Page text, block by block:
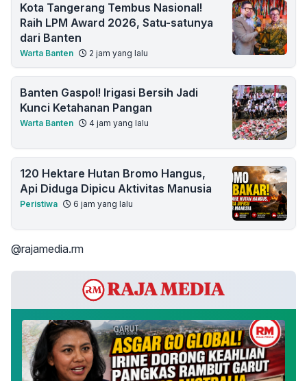
Kota Tangerang Tembus Nasional!
Raih LPM Award 2026, Satu-satunya
dari Banten
Warta Banten 2 jam yang lalu
Banten Gaspol! Irigasi Bersih Jadi
Kunci Ketahanan Pangan
Warta Banten 4 jam yang lalu
120 Hektare Hutan Bromo Hangus,
Api Diduga Dipicu Aktivitas Manusia
Peristiwa 6 jam yang lalu
@rajamedia.rm